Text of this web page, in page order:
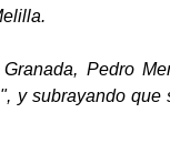
Pedro
y subrayando